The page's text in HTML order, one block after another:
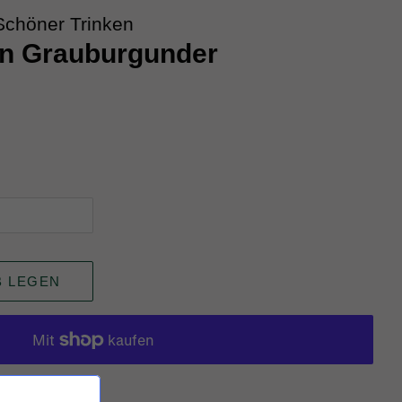
Trinken
Grauburgunder
LEGEN